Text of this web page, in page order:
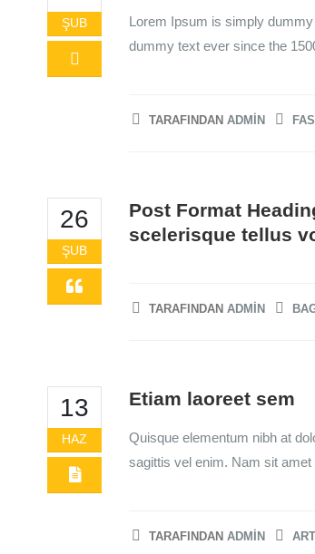
ŞUB
Lorem Ipsum is simply
dummy text ever since the
TARAFINDAN ADMIN
26
ŞUB
Post Format
scelerisque tellus
TARAFINDAN ADMIN
13
HAZ
Etiam laoreet sem
Quisque elementum nibh at
sagittis vel enim. Nam sit
TARAFINDAN ADMIN